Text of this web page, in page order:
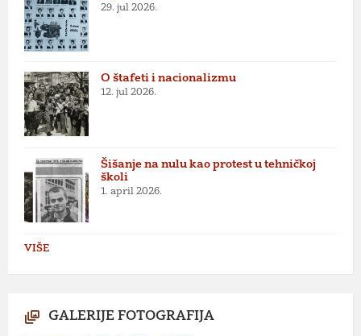
29. jul 2026.
O štafeti i nacionalizmu
12. jul 2026.
Šišanje na nulu kao protest u tehničkoj
školi
1. april 2026.
VIŠE
GALERIJE FOTOGRAFIJA